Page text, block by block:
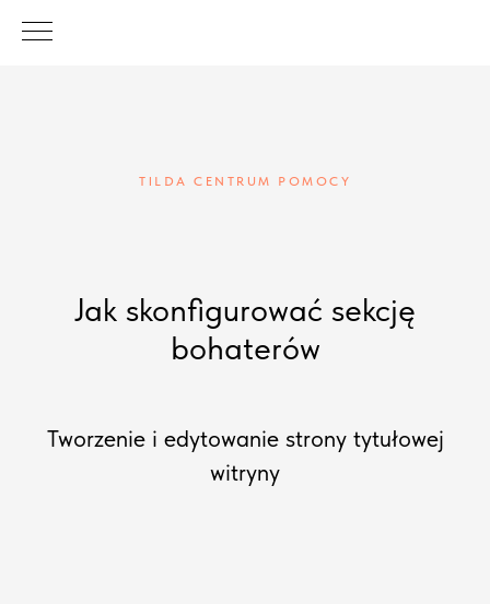
TILDA CENTRUM POMOCY
Jak skonfigurować sekcję
bohaterów
Tworzenie i edytowanie strony tytułowej
witryny